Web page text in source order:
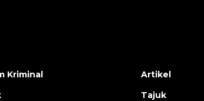
Kriminal
Artikel
Tajuk